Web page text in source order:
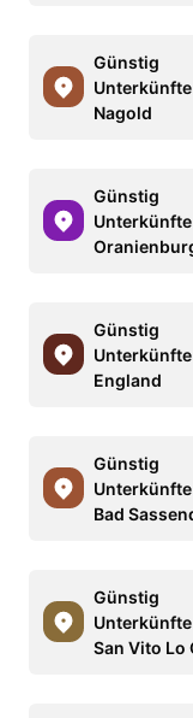
Günstig
Nagold
Günstig
Günstig
England
Günstig
Bad
Günstig
San Vito Lo